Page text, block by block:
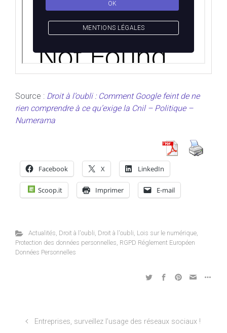
Source : Droit à l’oubli : Comment Google feint de ne
rien comprendre à ce qu’exige la Cnil – Politique –
Numerama
Facebook X LinkedIn
Scoop.it Imprimer E-mail
Actualités, Droit à l'oubli, Droit à l'oubli, Lois sur le numérique,
Protection des données personnelles, RGPD Réglement Européen
Données Personnelles
Entreprises, surveillez l’usage des réseaux sociaux !